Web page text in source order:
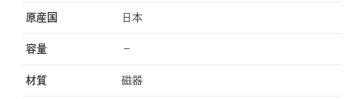
原産国 日本
容量 −
材質 磁器